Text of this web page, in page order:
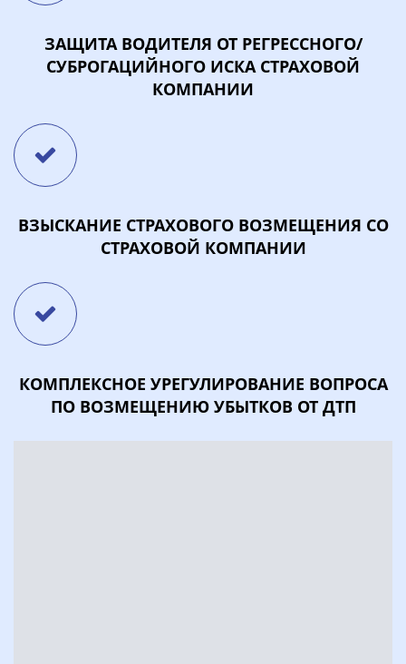
ЗАЩИТА ВОДИТЕЛЯ ОТ РЕГРЕССНОГО/
СУБРОГАЦИЙНОГО ИСКА СТРАХОВОЙ
КОМПАНИИ
ВЗЫСКАНИЕ СТРАХОВОГО ВОЗМЕЩЕНИЯ СО
СТРАХОВОЙ КОМПАНИИ
КОМПЛЕКСНОЕ УРЕГУЛИРОВАНИЕ ВОПРОСА
ПО ВОЗМЕЩЕНИЮ УБЫТКОВ ОТ ДТП